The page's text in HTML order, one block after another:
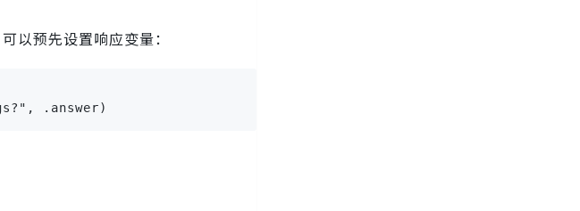
以预先设置响应变量：
.answer)